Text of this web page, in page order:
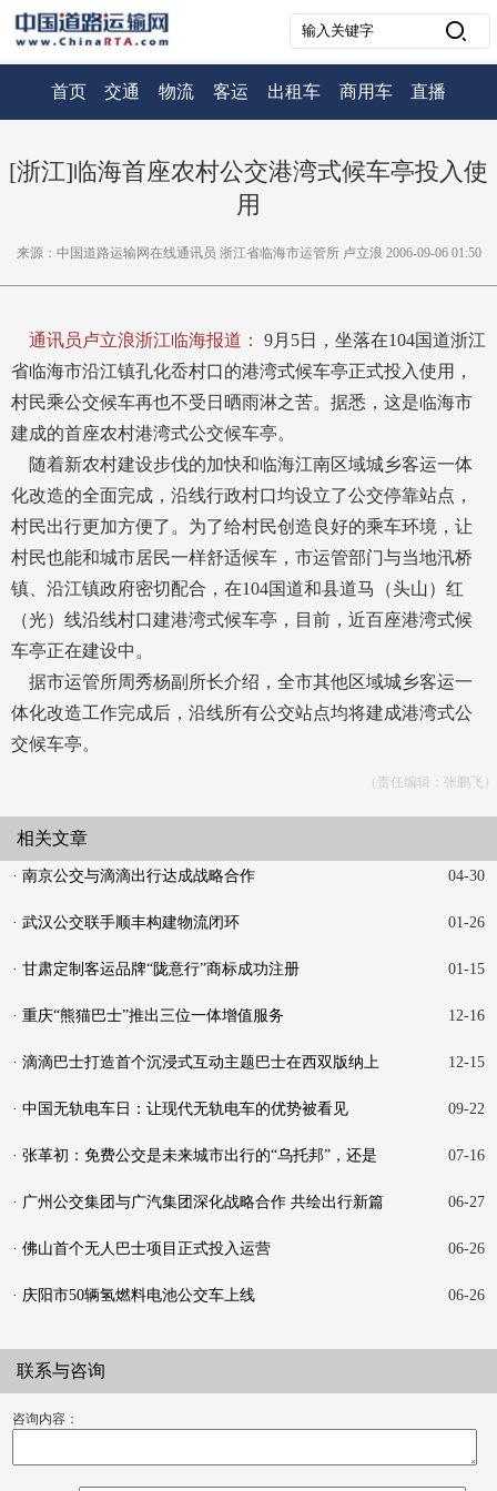
首页 交通 物流 客运 出租车 商用车 直播
[浙江]临海首座农村公交港湾式候车亭投入使
用
来源：中国道路运输网在线通讯员 浙江省临海市运管所 卢立浪 2006-09-06 01:50
通讯员卢立浪浙江临海报道：
9月5日，坐落在104国道浙江
省临海市沿江镇孔化岙村口的港湾式候车亭正式投入使用，
村民乘公交候车再也不受日晒雨淋之苦。据悉，这是临海市
建成的首座农村港湾式公交候车亭。
随着新农村建设步伐的加快和临海江南区域城乡客运一体
化改造的全面完成，沿线行政村口均设立了公交停靠站点，
村民出行更加方便了。为了给村民创造良好的乘车环境，让
村民也能和城市居民一样舒适候车，市运管部门与当地汛桥
镇、沿江镇政府密切配合，在104国道和县道马（头山）红
（光）线沿线村口建港湾式候车亭，目前，近百座港湾式候
车亭正在建设中。
据市运管所周秀杨副所长介绍，全市其他区域城乡客运一
体化改造工作完成后，沿线所有公交站点均将建成港湾式公
交候车亭。
（责任编辑：张鹏飞）
相关文章
· 南京公交与滴滴出行达成战略合作 04-30
· 武汉公交联手顺丰构建物流闭环 01-26
· 甘肃定制客运品牌“陇意行”商标成功注册 01-15
· 重庆“熊猫巴士”推出三位一体增值服务 12-16
· 滴滴巴士打造首个沉浸式互动主题巴士在西双版纳上
12-15
· 中国无轨电车日：让现代无轨电车的优势被看见 09-22
· 张革初：免费公交是未来城市出行的“乌托邦”，还是
07-16
· 广州公交集团与广汽集团深化战略合作 共绘出行新篇 06-27
· 佛山首个无人巴士项目正式投入运营 06-26
· 庆阳市50辆氢燃料电池公交车上线 06-26
联系与咨询
咨询内容：